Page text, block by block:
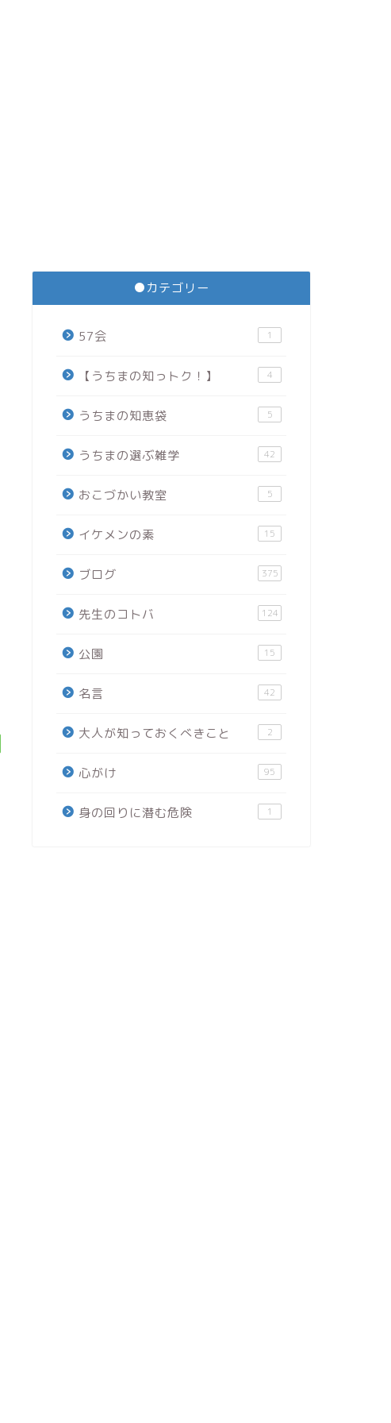
●カテゴリー
57会 1
【うちまの知っトク！】 4
うちまの知恵袋 5
うちまの選ぶ雑学 42
おこづかい教室 5
イケメンの素 15
ブログ 375
先生のコトバ 124
公園 15
名言 42
大人が知っておくべきこと 2
心がけ 95
身の回りに潜む危険 1